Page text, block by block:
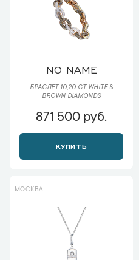
NO NAME
БРАСЛЕТ 10,20 CT WHITE &
BROWN DIAMONDS
871 500 руб.
КУПИТЬ
МОСКВА